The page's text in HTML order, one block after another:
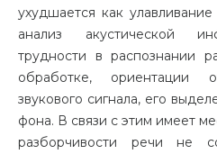
ухудшается как
анализ акустической
трудности в распознании
обработке, ориентации
звукового сигнала, его
фона. В связи с этим имеет
разборчивости речи не